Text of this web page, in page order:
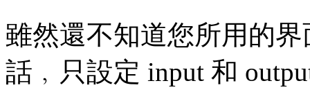
雖然還不知道您所用的
話﹐只設定 input 和